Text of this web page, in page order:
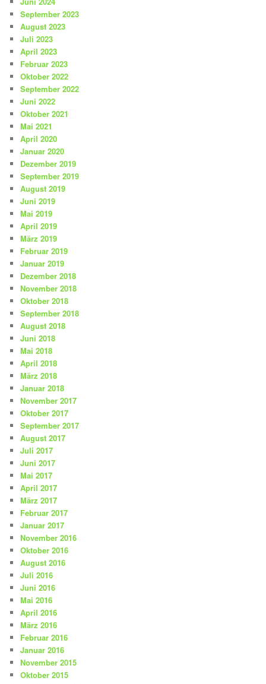
September 2023
August 2023
Juli 2023
April 2023
Februar 2023
Oktober 2022
September 2022
Juni 2022
Oktober 2021
Mai 2021
April 2020
Januar 2020
Dezember 2019
September 2019
August 2019
Juni 2019
Mai 2019
April 2019
März 2019
Februar 2019
Januar 2019
Dezember 2018
November 2018
Oktober 2018
September 2018
August 2018
Juni 2018
Mai 2018
April 2018
März 2018
Januar 2018
November 2017
Oktober 2017
September 2017
August 2017
Juli 2017
Juni 2017
Mai 2017
April 2017
März 2017
Februar 2017
Januar 2017
November 2016
Oktober 2016
August 2016
Juli 2016
Juni 2016
Mai 2016
April 2016
März 2016
Februar 2016
Januar 2016
November 2015
Oktober 2015